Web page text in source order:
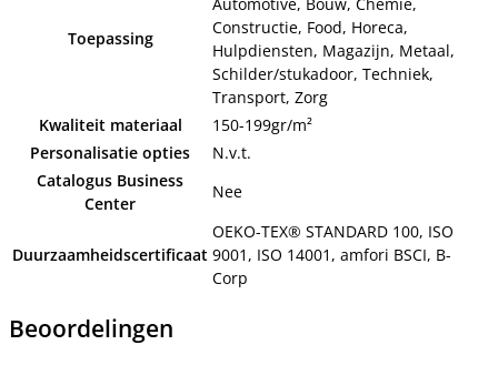
Toepassing
Constructie, Food, Horeca,
Hulpdiensten, Magazijn, Metaal,
Schilder/stukadoor, Techniek,
Transport, Zorg
Kwaliteit materiaal
150-199gr/m²
Personalisatie opties
N.v.t.
Catalogus Business
Center
Nee
Duurzaamheidscertificaat
OEKO-TEX® STANDARD 100, ISO
9001, ISO 14001, amfori BSCI, B-
Corp
Beoordelingen